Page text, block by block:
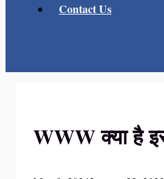
Contact Us
WWW क्या है